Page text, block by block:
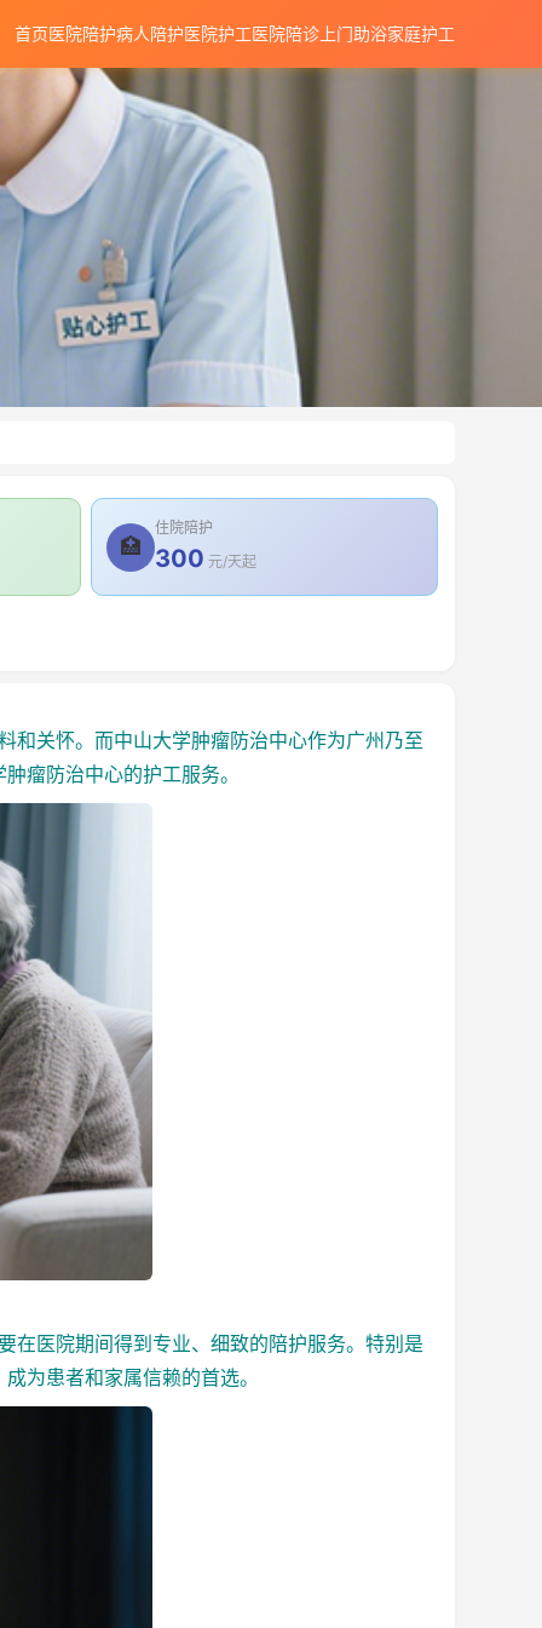
首页医院陪护病人陪护医院护工医院陪诊 上门助浴家庭护工
🏥
住院陪护
300 元/天起
和关怀。而中山大学肿瘤防治中心作为广州乃至
瘤防治中心的护工服务。
在医院期间得到专业、细致的陪护服务。特别是
为患者和家属信赖的首选。